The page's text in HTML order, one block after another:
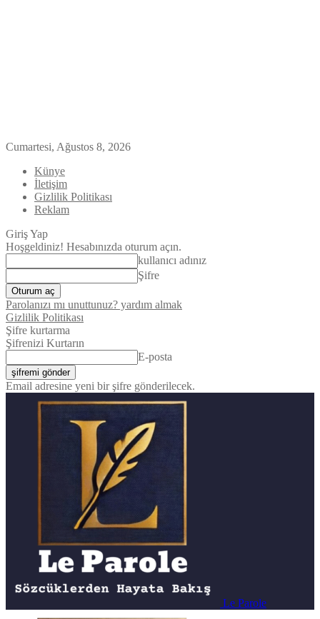
Cumartesi, Ağustos 8, 2026
Künye
İletişim
Gizlilik Politikası
Reklam
Giriş Yap
Hoşgeldiniz! Hesabınızda oturum açın.
kullanıcı adınız
Şifre
Parolanızı mı unuttunuz? yardım almak
Gizlilik Politikası
Şifre kurtarma
Şifrenizi Kurtarın
E-posta
Email adresine yeni bir şifre gönderilecek.
Le Parole